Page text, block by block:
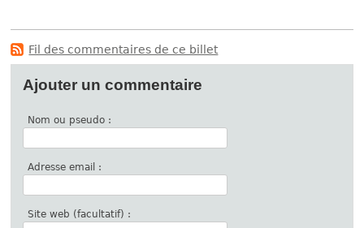
Fil des commentaires de ce billet
Ajouter un commentaire
Nom ou pseudo :
Adresse email :
Site web (facultatif) :